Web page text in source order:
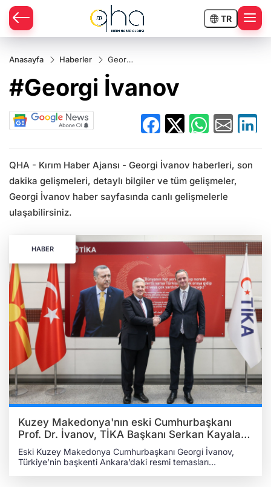
TR
Anasayfa Haberler
Georgi
#Georgi İvanov
QHA - Kırım Haber Ajansı - Georgi İvanov haberleri, son
dakika gelişmeleri, detaylı bilgiler ve tüm gelişmeler,
Georgi İvanov haber sayfasında canlı gelişmelerle
ulaşabilirsiniz.
HABER
Kuzey Makedonya'nın eski Cumhurbaşkanı
Prof. Dr. İvanov, TİKA Başkanı Serkan Kayalar
ile görüştü
Eski Kuzey Makedonya Cumhurbaşkanı Georgi İvanov,
Türkiye’nin başkenti Ankara’daki resmi temasları